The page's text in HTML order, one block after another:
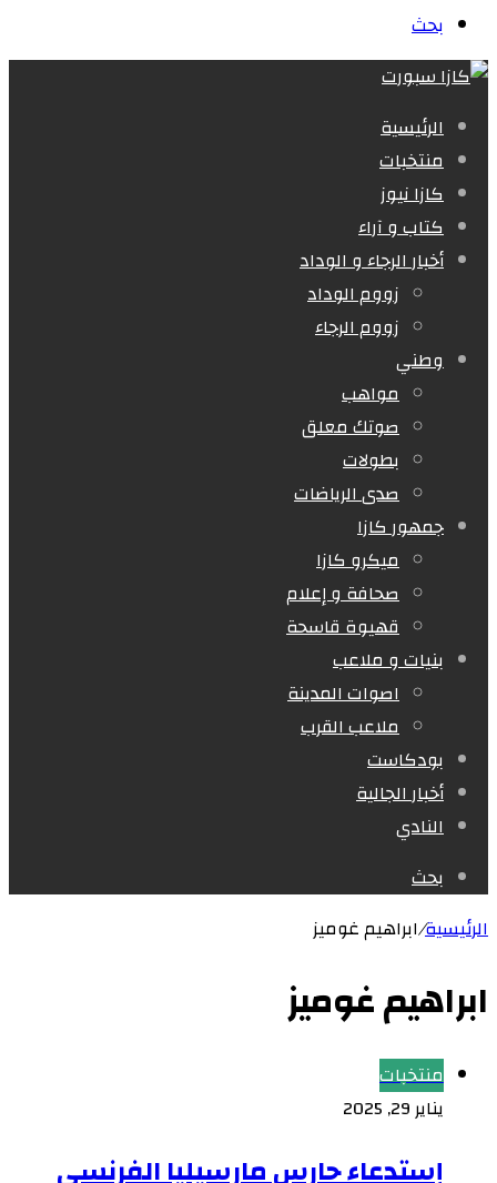
بحث
الرئيسية
منتخبات
كازا نيوز
كتاب و آراء
أخبار الرجاء و الوداد
زووم الوداد
زووم الرجاء
وطني
مواهب
صوتك معلق
بطولات
صدى الرياضات
جمهور كازا
ميكرو كازا
صحافة و إعلام
قهيوة قاسحة
بنيات و ملاعب
اصوات المدينة
ملاعب القرب
بودكاست
أخبار الجالية
النادي
بحث
الرئيسية/ابراهيم غوميز
ابراهيم غوميز
منتخبات
يناير 29, 2025
إستدعاء حارس مارسيليا الفرنسي